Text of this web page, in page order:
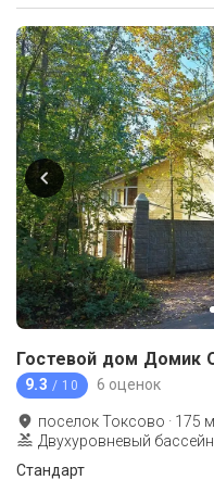
Гостевой дом Домик
9.3 / 10 6 оценок
поселок Токсово · 175
Двухуровневый
Стандарт